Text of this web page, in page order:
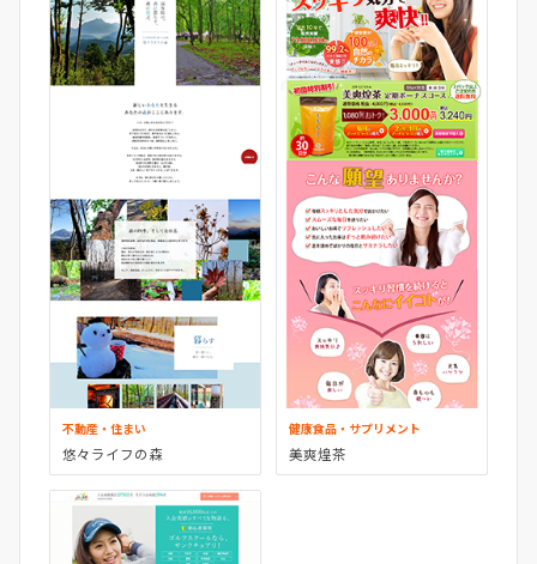
不動産・住まい
悠々ライフの森
健康食品・サプリメント
美爽煌茶